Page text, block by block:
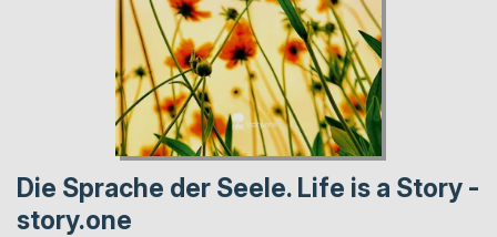
Die Sprache der Seele. Life is a Story -
story.one